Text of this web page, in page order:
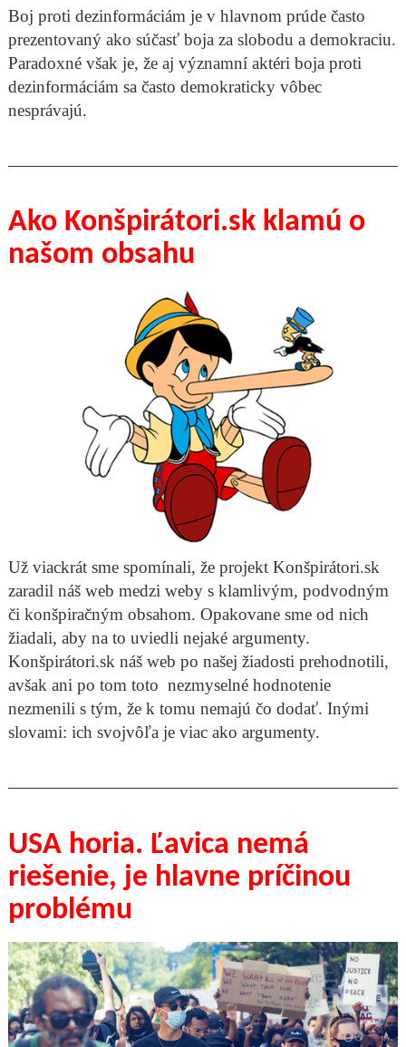
Boj proti dezinformáciám je v hlavnom prúde často
prezentovaný ako súčasť boja za slobodu a demokraciu.
Paradoxné však je, že aj významní aktéri boja proti
dezinformáciám sa často demokraticky vôbec
nesprávajú.
Ako Konšpirátori.sk klamú o
našom obsahu
Už viackrát sme spomínali, že projekt Konšpirátori.sk
zaradil náš web medzi weby s klamlivým, podvodným
či konšpiračným obsahom. Opakovane sme od nich
žiadali, aby na to uviedli nejaké argumenty.
Konšpirátori.sk náš web po našej žiadosti prehodnotili,
avšak ani po tom toto nezmyselné hodnotenie
nezmenili s tým, že k tomu nemajú čo dodať. Inými
slovami: ich svojvôľa je viac ako argumenty.
USA horia. Ľavica nemá
riešenie, je hlavne príčinou
problému